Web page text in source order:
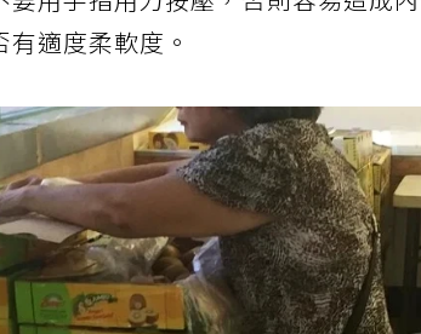
用手指用力按壓，否則容易造成
適度柔軟度。